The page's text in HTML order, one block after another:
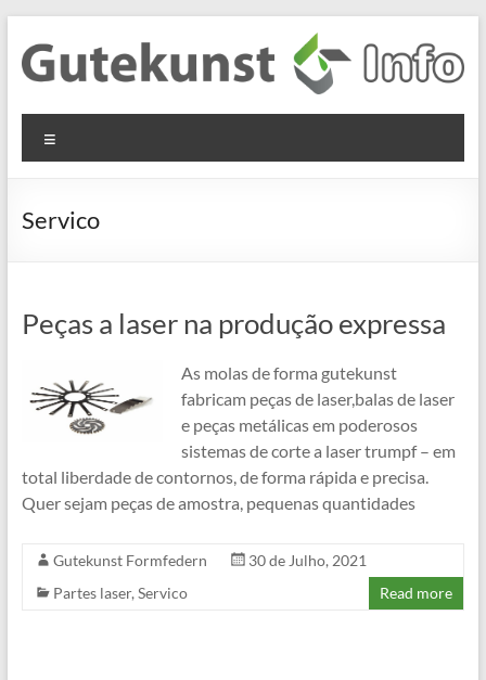
content
Gutekunst
Formfedern
GmbH
Informationen
Flachmaterial
Servico
Peças a laser na produção expressa
As molas de forma gutekunst
fabricam peças de laser,balas de laser
e peças metálicas em poderosos
sistemas de corte a laser trumpf – em
total liberdade de contornos, de forma rápida e precisa.
Quer sejam peças de amostra, pequenas quantidades
Gutekunst Formfedern
30 de Julho, 2021
Partes laser, Servico Read more